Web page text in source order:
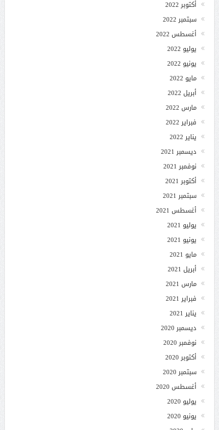
أكتوبر 2022
سبتمبر 2022
أغسطس 2022
يوليو 2022
يونيو 2022
مايو 2022
أبريل 2022
مارس 2022
فبراير 2022
يناير 2022
ديسمبر 2021
نوفمبر 2021
أكتوبر 2021
سبتمبر 2021
أغسطس 2021
يوليو 2021
يونيو 2021
مايو 2021
أبريل 2021
مارس 2021
فبراير 2021
يناير 2021
ديسمبر 2020
نوفمبر 2020
أكتوبر 2020
سبتمبر 2020
أغسطس 2020
يوليو 2020
يونيو 2020